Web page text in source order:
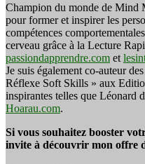
Champion du monde de Mind
pour former et inspirer les
compétences
cerveau grâce à la Lecture
passiondapprendre.com et
Je suis également co-auteur
Réflexe Soft Skills » aux
inspirantes telles que Léonard
Hoarau.com.
Si vous souhaitez booster
invite à découvrir mon offre